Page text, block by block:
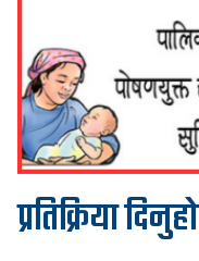
प्रतिक्रिया